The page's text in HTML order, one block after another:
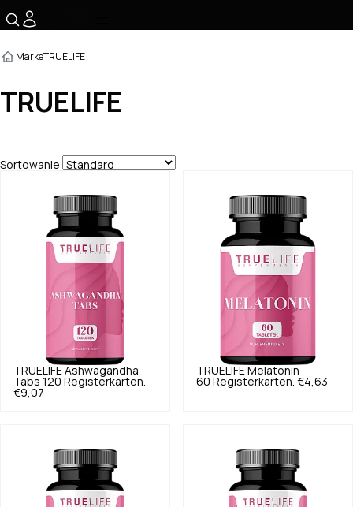
MarkeTRUELIFE
TRUELIFE
Sortowanie
TRUELIFE Ashwagandha
Tabs 120 Registerkarten.
€9,07
TRUELIFE Melatonin
60 Registerkarten. €4,63